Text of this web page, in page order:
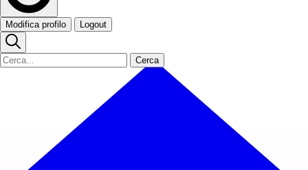
Modifica profilo Logout
Cerca